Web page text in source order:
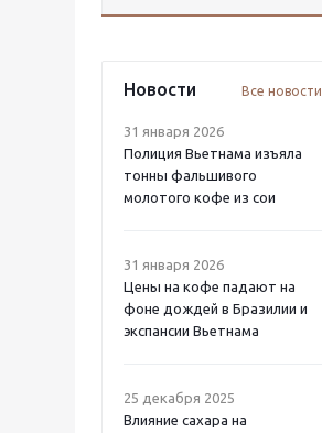
Новости Все новости
31 января 2026
Полиция Вьетнама изъяла
тонны фальшивого
молотого кофе из сои
31 января 2026
Цены на кофе падают на
фоне дождей в Бразилии и
экспансии Вьетнама
25 декабря 2025
Влияние сахара на